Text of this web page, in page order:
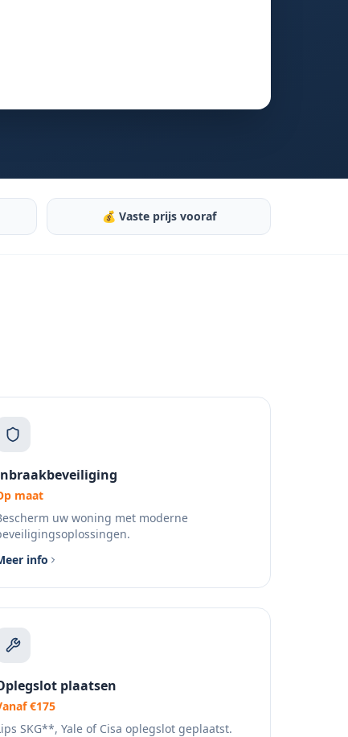
💰 Vaste prijs vooraf
maat
uw woning met moderne
info
plaatsen
€175
SKG**, Yale of Cisa oplegslot geplaatst.